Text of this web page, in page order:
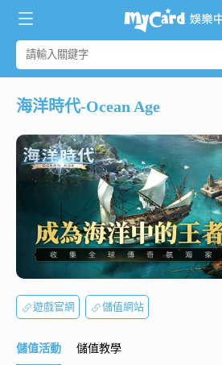
海洋時代-Ocean Age
遊戲官網 儲值網站
儲值活動 儲值教學